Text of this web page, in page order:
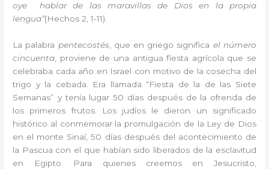
oye hablar de las maravillas de Dios en la propia
lengua”(Hechos 2, 1-11).
La palabra pentecostés, que en griego significa el número
cincuenta, proviene de una antigua fiesta agrícola que se
celebraba cada año en Israel con motivo de la cosecha del
trigo y la cebada. Era llamada “Fiesta de la de las Siete
Semanas” y tenía lugar 50 días después de la ofrenda de
los primeros frutos. Los judíos le dieron un significado
histórico al conmemorar la promulgación de la Ley de Dios
en el monte Sinaí, 50 días después del acontecimiento de
la Pascua con el que habían sido liberados de la esclavitud
en Egipto. Para quienes creemos en Jesucristo,